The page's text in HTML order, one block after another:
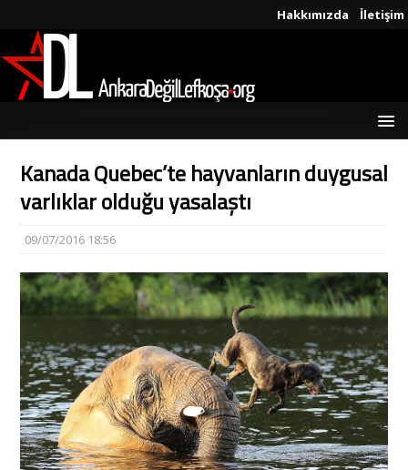
Hakkımızda İletişim
Kanada Quebec’te hayvanların duygusal
varlıklar olduğu yasalaştı
09/07/2016 18:56